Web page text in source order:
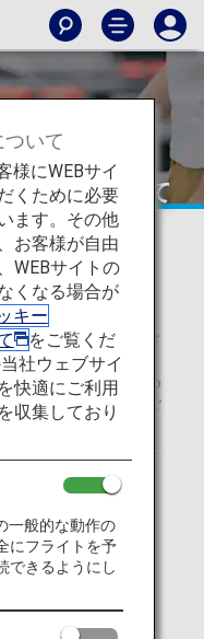
扱いについて
Security
戒強化を機に新しい
。
されるお客様がお預け
物には施錠しない」
、不審物反応等が認め
査が行われることがご
っては当局判断によ
に鍵を壊して検査さ
い。
になる場
いて
様にWEBサイ
くために必要
ます。その他
お客様が自由
WEBサイトの
くなる場合が
キー
をご覧くだ
社ウェブサイ
快適にご利用
収集しており
一般的な動作の
にフライトを予
できるようにし